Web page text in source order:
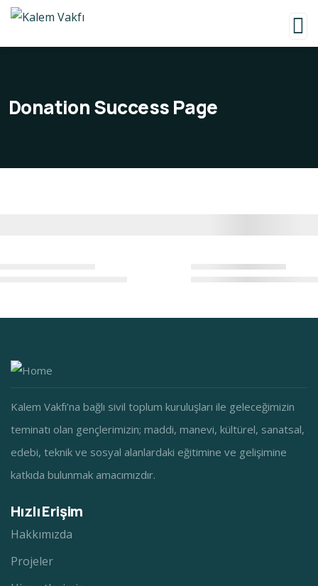
Donation Success Page
Kalem Vakfı’na bağlı sivil toplum kuruluşları ile geleceğimizin
teminatı olan gençlerimizin; maddi, manevi, kültürel, sanatsal,
edebi, teknik ve sosyal alanlardaki eğitimine ve gelişimine
katkıda bulunmak amacımızdır.
Hızlı Erişim
Hakkımızda
Projeler